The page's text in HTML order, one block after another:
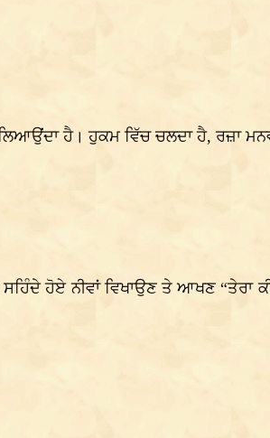
ਹੈ। ਹੁਕਮ ਵਿੱਚ ਚਲਦਾ ਹੈ, ਰਜ਼ਾ
ਹੋਏ ਨੀਵਾਂ ਵਿਖਾਉਣ ਤੇ ਆਖਣ “ਤੇਰਾ